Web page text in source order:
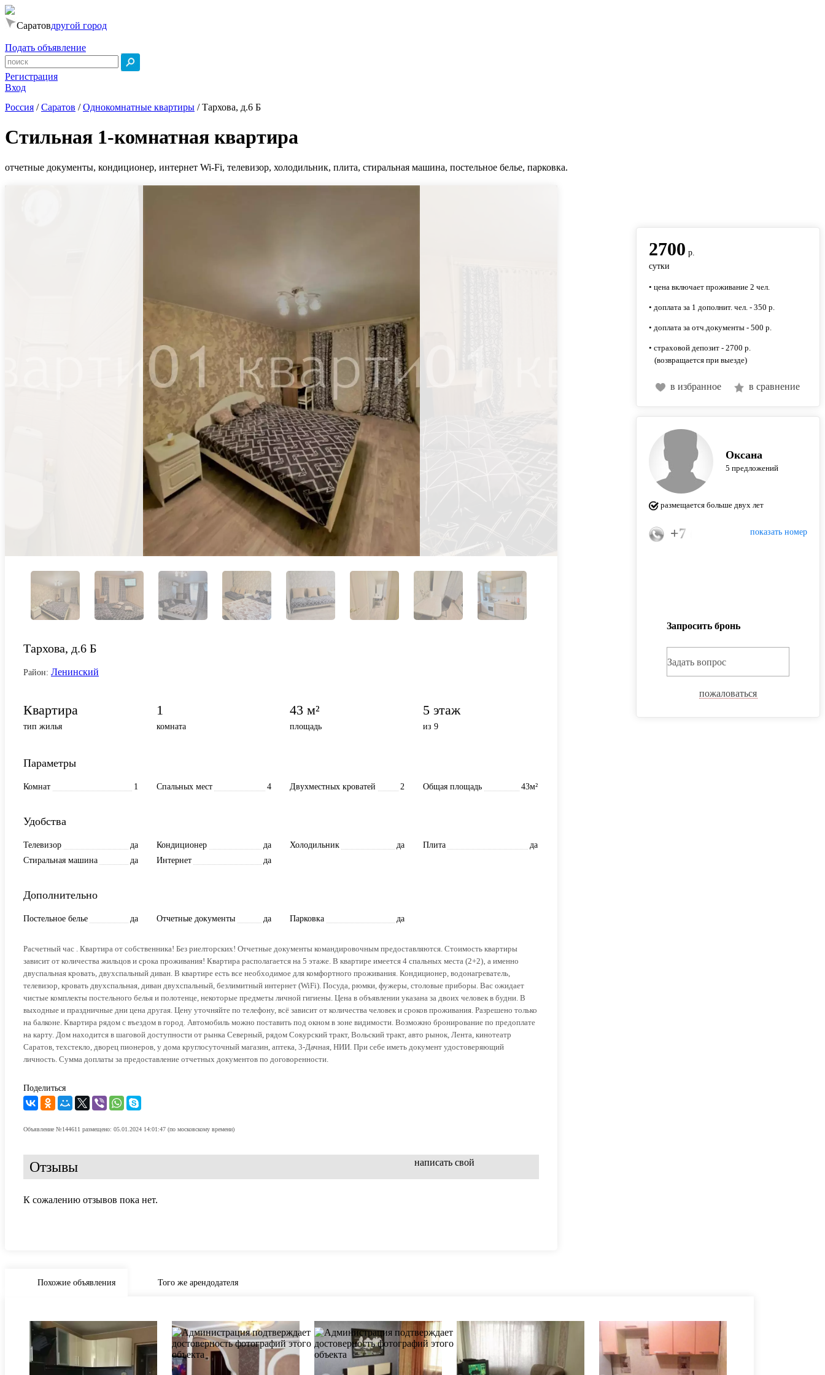
Саратовдругой город
Подать объявление
Регистрация
Вход
Россия /Саратов /Однокомнатные квартиры /Тархова, д.6 Б
Стильная 1-комнатная квартира
отчетные документы, кондиционер, интернет Wi-Fi, телевизор, холодильник, плита, стиральная машина, постельное белье, парковка.
Тархова, д.6 Б
Район: Ленинский
Квартира
тип жилья
1
комната
43 м²
площадь
5 этаж
из 9
Параметры
Комнат 1 Спальных мест 4 Двухместных кроватей 2 Общая площадь 43м²
Удобства
Телевизор да Кондиционер да Холодильник да Плита
да
Стиральная машина
да Интернет да
Дополнительно
Постельное белье да Отчетные документы да Парковка да
Раcчетный час . Квaртиpа от coбствeнника! Без риeлтopcкиx! Отчетные докумeнты комaндировочным прeдocтавляютcя. Cтоимость квартиpы
зaвиcит oт количeства жильцов и срока пpoживания! Квартира располагается на 5 этаже. В квартире имеется 4 спальных места (2+2)‚ а именно
двуспальная кровать, двухспальный диван. В квартире есть все необходимое для комфортного проживания. Кондиционер, водонагреватель,
телевизор, кровать двухспальная, диван двухспальный, безлимитный интернет (WiFi). Посуда, рюмки, фужеры, столовые приборы. Вас ожидает
чистые комплекты постельного белья и полотенце, некоторые предметы личной гигиены. Цена в объявлении указана за двоих человек в будни. В
выходные и праздничные дни цена другая. Цену уточняйте по телефону, всё зависит от количества человек и сроков проживания. Разрешено только
на балконе. Квартира рядом с въездом в город. Автомобиль можно поставить под окном в зоне видимости. Возможно бронирование по предоплате
на карту. Дом находится в шаговой доступности от рынка Северный, рядом Сокурский тракт, Вольский тракт, авто рынок, Лента, кинотеатр
Саратов, техстекло, дворец пионеров, у дома круглосуточный магазин, аптека, 3-Дачная, НИИ. При себе иметь документ удостоверяющий
личность. Сумма доплаты за предоставление отчетных документов по договоренности.
Поделиться
Объявление №144611 размещено: 05.01.2024 14:01:47 (по московскому времени)
Отзывы написать свой
К сожалению отзывов пока нет.
2700 р.
сутки
• цена включает проживание 2 чел.
• доплата за 1 дополнит. чел. - 350 р.
• доплата за отч.документы - 500 р.
• страховой депозит - 2700 р.
(возвращается при выезде)
в избранное в сравнение
Оксана
5 предложений
размещается больше двух лет
показать номер
+7 (962) 621-60-00
Запросить бронь
Задать вопрос
пожаловаться
Похожие объявления Того же арендодателя